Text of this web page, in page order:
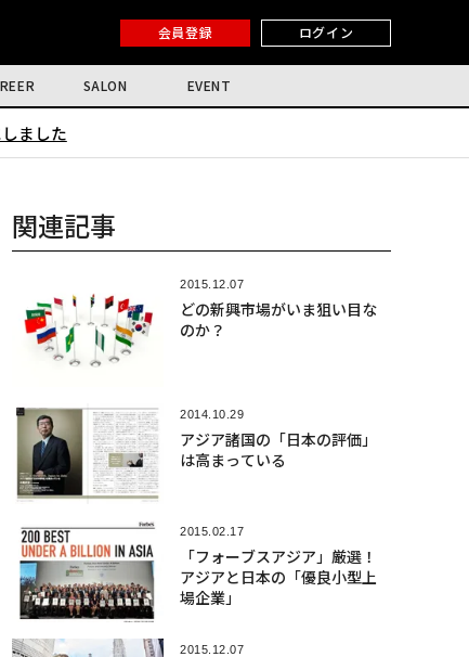
会員登録 ログイン
SALON EVENT
ました
関連記事
2015.12.07
どの新興市場がいま狙い目な
のか？
2014.10.29
アジア諸国の「日本の評価」
は高まっている
2015.02.17
「フォーブスアジア」厳選！
アジアと日本の「優良小型上
場企業」
2015.12.07